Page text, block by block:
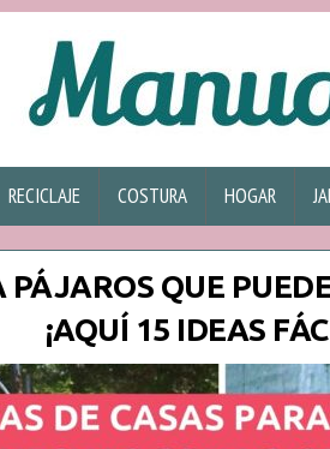
RECICLAJE COSTURA HOGAR
PÁJAROS QUE
¡AQUÍ 15 IDEAS